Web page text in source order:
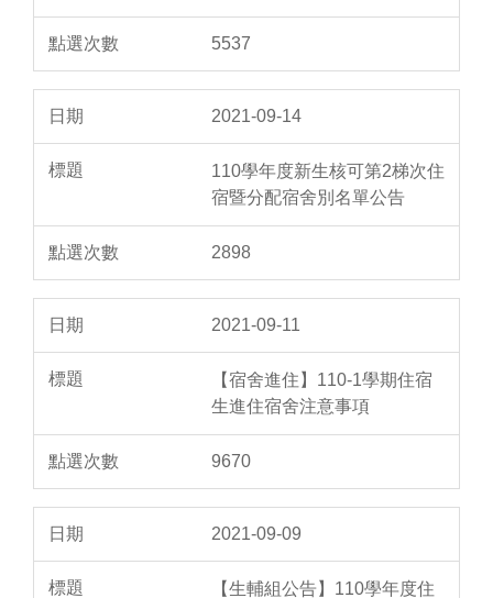
5537
2021-09-14
110學年度新生核可第2梯次住
宿暨分配宿舍別名單公告
2898
2021-09-11
【宿舍進住】110-1學期住宿
生進住宿舍注意事項
9670
2021-09-09
【生輔組公告】110學年度住